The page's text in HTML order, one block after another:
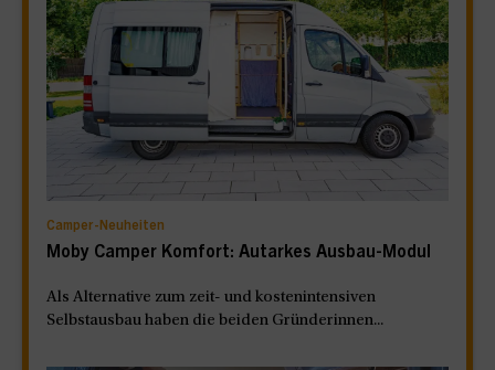
Camper-Neuheiten
Moby Camper Komfort: Autarkes Ausbau-Modul
Als Alternative zum zeit- und kostenintensiven
Selbstausbau haben die beiden Gründerinnen...